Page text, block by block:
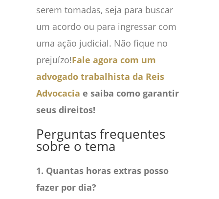
serem tomadas, seja para buscar
um acordo ou para ingressar com
uma ação judicial. Não fique no
prejuízo!Fale agora com um
advogado trabalhista da Reis
Advocacia e saiba como garantir
seus direitos!
Perguntas frequentes
sobre o tema
1. Quantas horas extras posso
fazer por dia?